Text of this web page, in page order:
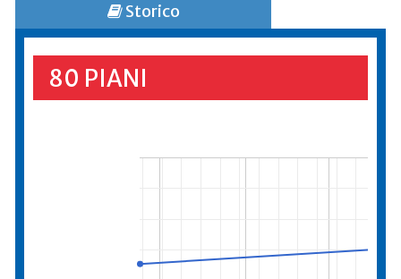
Storico
80 PIANI